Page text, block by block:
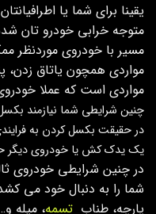
یقینا برای شما یا
متوجه خرابی خودرو تان
مسیر با خودروی موردنظر
مواردی همچون یاتاق زدن،
مواردی است که عملا
چنین شرایطی شما نیازمند
در حقیقت بکسل کردن به
یک یدک کش یا خودروی دیگر
در چنین شرایطی خودروی
شما را به دنبال خود می
پارچه، طناب تسمه، میله